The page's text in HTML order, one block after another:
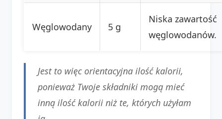
Węglowodany 5 g
Niska zawartość
węglowodanów.
Jest to więc orientacyjna ilość kalorii,
ponieważ Twoje składniki mogą mieć
inną ilość kalorii niż te, których użyłam